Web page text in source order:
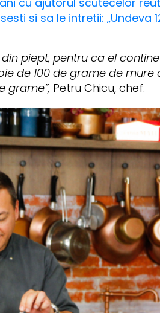
si sa le intretii: „Undeva
piept, pentru ca el
de 100 de grame de
grame”, Petru Chicu, chef.